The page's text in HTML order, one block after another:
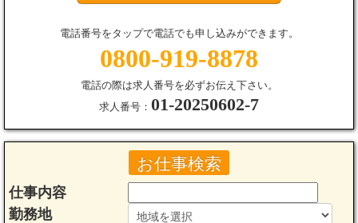
電話番号をタップで電話でも申し込みができます。
0800-919-8878
電話の際は求人番号を必ずお伝え下さい。
求人番号： 01-20250602-7
お仕事検索
仕事内容
勤務地